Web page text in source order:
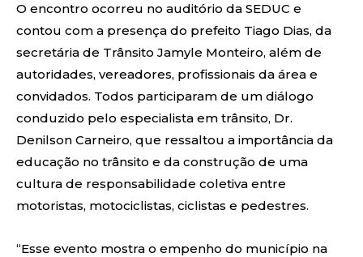
O encontro ocorreu no auditório da SEDUC e
contou com a presença do prefeito Tiago Dias, da
secretária de Trânsito Jamyle Monteiro, além de
autoridades, vereadores, profissionais da área e
convidados. Todos participaram de um diálogo
conduzido pelo especialista em trânsito, Dr.
Denilson Carneiro, que ressaltou a importância da
educação no trânsito e da construção de uma
cultura de responsabilidade coletiva entre
motoristas, motociclistas, ciclistas e pedestres.
“Esse evento mostra o empenho do município na